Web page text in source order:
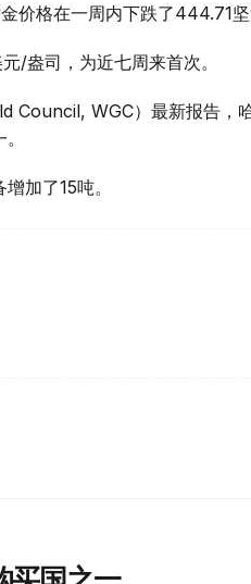
价格在一周内下跌了444.71坚
/盎司，为近七周来首次。
Council, WGC）最新报告，
加了15吨。